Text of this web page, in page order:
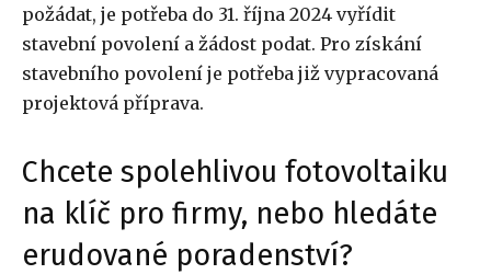
požádat, je potřeba do 31. října 2024 vyřídit
stavební povolení a žádost podat. Pro získání
stavebního povolení je potřeba již vypracovaná
projektová příprava.
Chcete spolehlivou fotovoltaiku
na klíč pro firmy, nebo hledáte
erudované poradenství?